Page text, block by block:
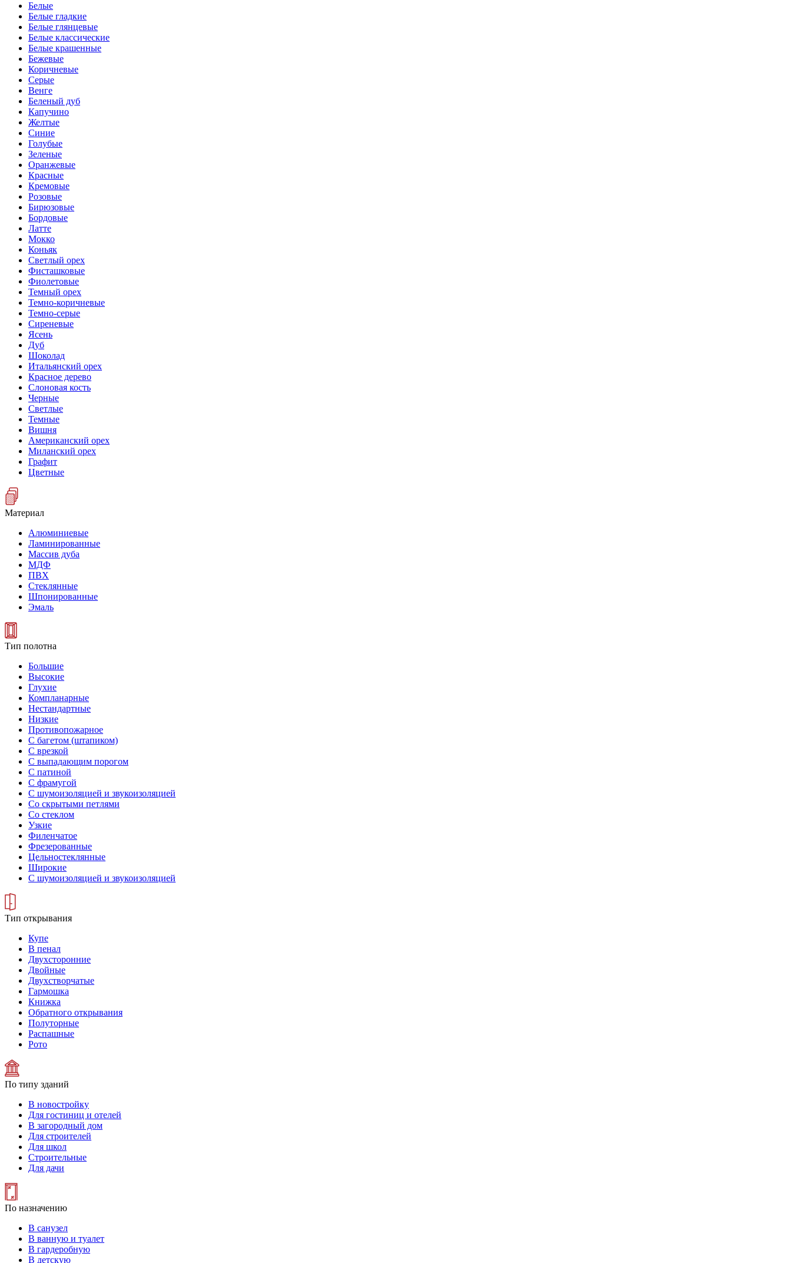
Белые
Белые гладкие
Белые глянцевые
Белые классические
Белые крашенные
Бежевые
Коричневые
Серые
Венге
Беленый дуб
Капучино
Желтые
Синие
Голубые
Зеленые
Оранжевые
Красные
Кремовые
Розовые
Бирюзовые
Бордовые
Латте
Мокко
Коньяк
Светлый орех
Фисташковые
Фиолетовые
Темный орех
Темно-коричневые
Темно-серые
Сиреневые
Ясень
Дуб
Шоколад
Итальянский орех
Красное дерево
Слоновая кость
Черные
Светлые
Темные
Вишня
Американский орех
Миланский орех
Графит
Цветные
Материал
Алюминиевые
Ламинированные
Массив дуба
МДФ
ПВХ
Стеклянные
Шпонированные
Эмаль
Тип полотна
Большие
Высокие
Глухие
Компланарные
Нестандартные
Низкие
Противопожарное
С багетом (штапиком)
С врезкой
С выпадающим порогом
С патиной
С фрамугой
С шумоизоляцией и звукоизоляцией
Со скрытыми петлями
Со стеклом
Узкие
Филенчатое
Фрезерованные
Цельностеклянные
Широкие
С шумоизоляцией и звукоизоляцией
Тип открывания
Купе
В пенал
Двухсторонние
Двойные
Двухстворчатые
Гармошка
Книжка
Обратного открывания
Полуторные
Распашные
Рото
По типу зданий
В новостройку
Для гостиниц и отелей
В загородный дом
Для строителей
Для школ
Строительные
Для дачи
По назначению
В санузел
В ванную и туалет
В гардеробную
В детскую